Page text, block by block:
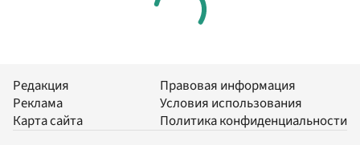
Редакция
Реклама
Карта сайта
Правовая информация
Условия использования
Политика конфиденциальности